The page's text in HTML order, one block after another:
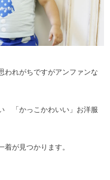
れがちですがアンファンな
「かっこかわいい」お洋服
が見つかります。